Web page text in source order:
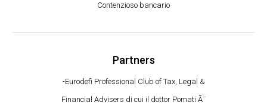
Contenzioso bancario
Partners
-Eurodefi Professional Club of Tax, Legal &
Financial Advisers di cui il dottor Pomati Ã¨